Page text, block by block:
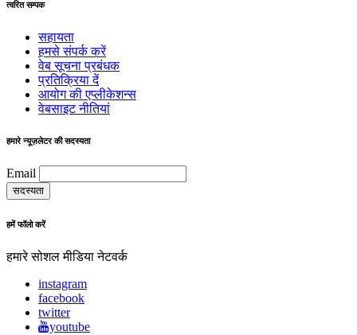
त्वरित सम्पक
सहायता
हमसे संपर्क करें
वेब सूचना प्रबंधक
प्रतिक्रिया दें
आयोग की एप्लीकेशन्स
वेबसाइट नीतियां
हमारे न्यूज़लेटर की सदस्यता
Email
हमें फॉलो करें
हमारे सोशल मीडिया नेटवर्क
instagram
facebook
twitter
youtube